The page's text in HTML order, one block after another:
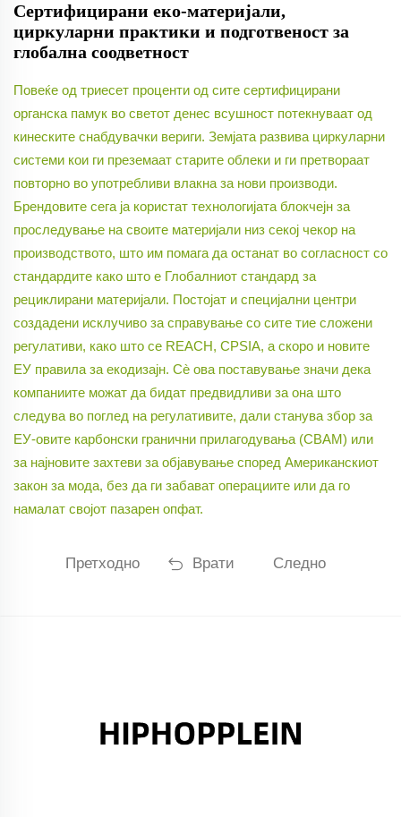
Сертифицирани еко-материјали,
циркуларни практики и подготвеност за
глобална соодветност
Повеќе од триесет проценти од сите сертифицирани
органска памук во светот денес всушност потекнуваат од
кинеските снабдувачки вериги. Земјата развива циркуларни
системи кои ги преземаат старите облеки и ги претвораат
повторно во употребливи влакна за нови производи.
Брендовите сега ја користат технологијата блокчејн за
проследување на своите материјали низ секој чекор на
производството, што им помага да останат во согласност со
стандардите како што е Глобалниот стандард за
рециклирани материјали. Постојат и специјални центри
создадени исклучиво за справување со сите тие сложени
регулативи, како што се REACH, CPSIA, а скоро и новите
ЕУ правила за екодизајн. Сè ова поставување значи дека
компаниите можат да бидат предвидливи за она што
следува во поглед на регулативите, дали станува збор за
ЕУ-овите карбонски гранични прилагодувања (CBAM) или
за најновите захтеви за објавување според Американскиот
закон за мода, без да ги забават операциите или да го
намалат својот пазарен опфат.
Претходно Врати Следно